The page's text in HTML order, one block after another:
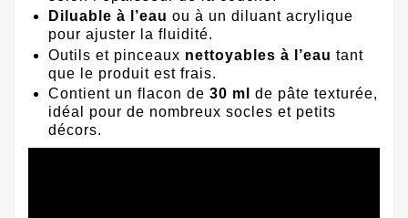
Diluable à l’eau ou à un diluant acrylique
pour ajuster la fluidité.
Outils et pinceaux nettoyables à l’eau tant
que le produit est frais.
Contient un flacon de 30 ml
de pâte texturée,
idéal pour de nombreux socles et petits
décors.